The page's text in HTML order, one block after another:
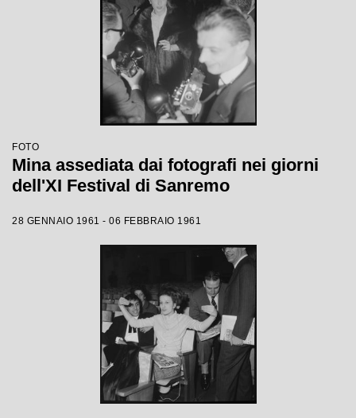
FOTO
Mina assediata dai fotografi nei giorni
dell'XI Festival di Sanremo
28 GENNAIO 1961 - 06 FEBBRAIO 1961